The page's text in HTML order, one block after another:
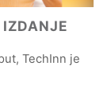
IZDANJE
TechInn je